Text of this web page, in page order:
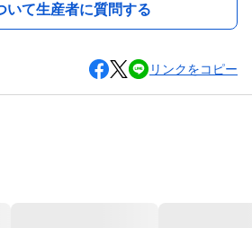
いて生産者に質問する
リンクをコピー